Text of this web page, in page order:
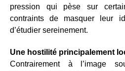
pression qui pèse sur
contraints de masquer leur
d’étudier sereinement.
Une hostilité principalement
Contrairement à l’image